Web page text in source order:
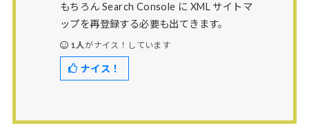
もちろん Search Console に XML サイトマ
ップを再登録する必要も出てきます。
1人がナイス！しています
ナイス！